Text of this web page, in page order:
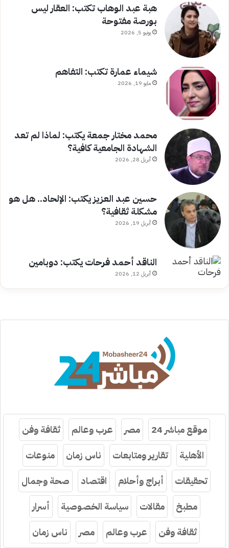
هبة عبد الوهاب تكتب: العقار ليس
بورصة مفتوحة
يونيو 5, 2026
شيماء عمارة تكتب: التفاهم
مايو 19, 2026
محمد مختار جمعة يكتب: لماذا لم تعد
الشهادة الجامعية كافية؟
أبريل 28, 2026
حسين عبد العزيز يكتب: الإلحاد.. هل هو
مشكلة ثقافية؟
أبريل 19, 2026
الناقد أحمد فرحات يكتب: دوبامين
أبريل 12, 2026
موقع مباشر 24 مصر عرب وعالم
ثقافة وفن
الأهلية
تقارير ومتابعات ناس زمان
منوعات
تحقيقات
أبراج وأحلام اقتصاد
صحة وجمال
مطبخ
مقالات سياسة الخصوصية
أسرار
ثقافة وفن
عرب وعالم مصر ناس زمان